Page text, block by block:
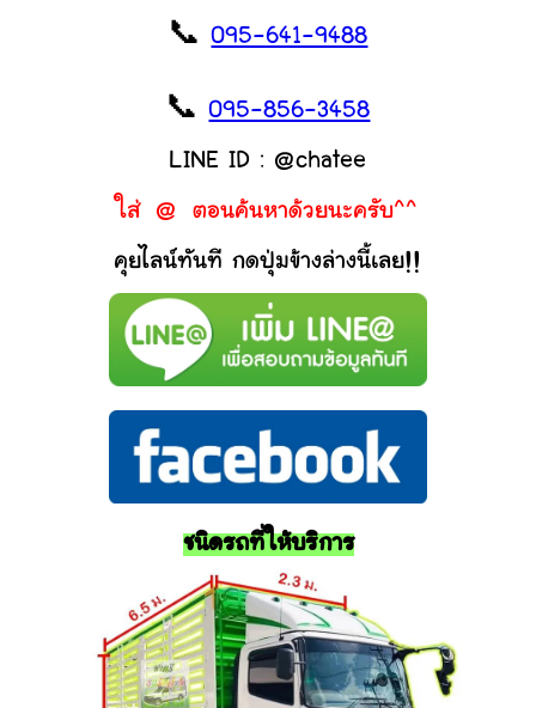
📞095-641-9488
📞095-856-3458
LINE ID : @chatee
ใส่ @ ตอนค้นหาด้วยนะครับ^^
คุยไลน์ทันที กดปุ่มข้างล่างนี้เลย!!
ชนิดรถที่ให้บริการ